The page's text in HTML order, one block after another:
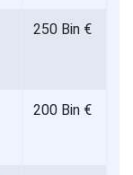
250 Bin €
200 Bin €